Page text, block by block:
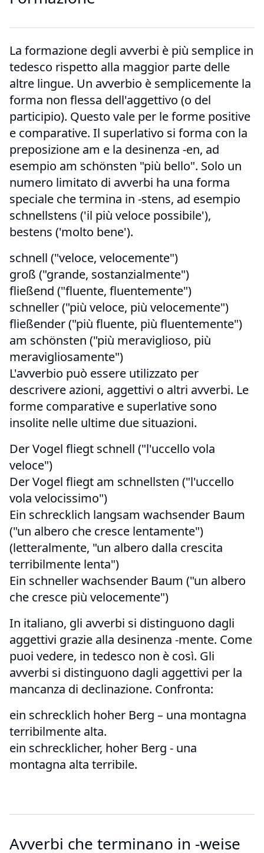
La formazione degli avverbi è più semplice in
tedesco rispetto alla maggior parte delle
altre lingue. Un avverbio è semplicemente la
forma non flessa dell'aggettivo (o del
participio). Questo vale per le forme positive
e comparative. Il superlativo si forma con la
preposizione am e la desinenza -en, ad
esempio am schönsten "più bello". Solo un
numero limitato di avverbi ha una forma
speciale che termina in -stens, ad esempio
schnellstens ('il più veloce possibile'),
bestens ('molto bene').
schnell ("veloce, velocemente")
groß ("grande, sostanzialmente")
fließend ("fluente, fluentemente")
schneller ("più veloce, più velocemente")
fließender ("più fluente, più fluentemente")
am schönsten ("più meraviglioso, più
meravigliosamente")
L'avverbio può essere utilizzato per
descrivere azioni, aggettivi o altri avverbi. Le
forme comparative e superlative sono
insolite nelle ultime due situazioni.
Der Vogel fliegt schnell ("l'uccello vola
veloce")
Der Vogel fliegt am schnellsten ("l'uccello
vola velocissimo")
Ein schrecklich langsam wachsender Baum
("un albero che cresce lentamente")
(letteralmente, "un albero dalla crescita
terribilmente lenta")
Ein schneller wachsender Baum ("un albero
che cresce più velocemente")
In italiano, gli avverbi si distinguono dagli
aggettivi grazie alla desinenza -mente. Come
puoi vedere, in tedesco non è così. Gli
avverbi si distinguono dagli aggettivi per la
mancanza di declinazione. Confronta:
ein schrecklich hoher Berg – una montagna
terribilmente alta.
ein schrecklicher, hoher Berg - una
montagna alta terribile.
Avverbi che terminano in -weise